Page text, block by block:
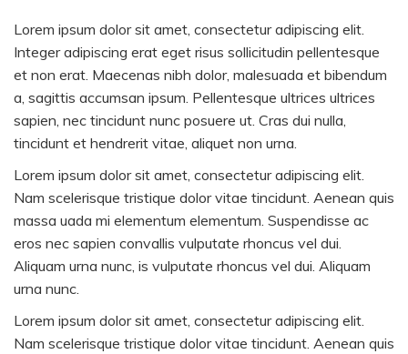
Lorem ipsum dolor sit amet, consectetur adipiscing elit.
Integer adipiscing erat eget risus sollicitudin pellentesque
et non erat. Maecenas nibh dolor, malesuada et bibendum
a, sagittis accumsan ipsum. Pellentesque ultrices ultrices
sapien, nec tincidunt nunc posuere ut. Cras dui nulla,
tincidunt et hendrerit vitae, aliquet non urna.
Lorem ipsum dolor sit amet, consectetur adipiscing elit.
Nam scelerisque tristique dolor vitae tincidunt. Aenean quis
massa uada mi elementum elementum. Suspendisse ac
eros nec sapien convallis vulputate rhoncus vel dui.
Aliquam urna nunc, is vulputate rhoncus vel dui. Aliquam
urna nunc.
Lorem ipsum dolor sit amet, consectetur adipiscing elit.
Nam scelerisque tristique dolor vitae tincidunt. Aenean quis